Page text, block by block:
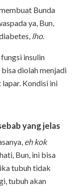
Bunda
ya, Bun,
lho.
insulin
diolah menjadi
Kondisi ini
yang jelas
eh kok
Bun, ini bisa
tubuh tidak
tubuh akan